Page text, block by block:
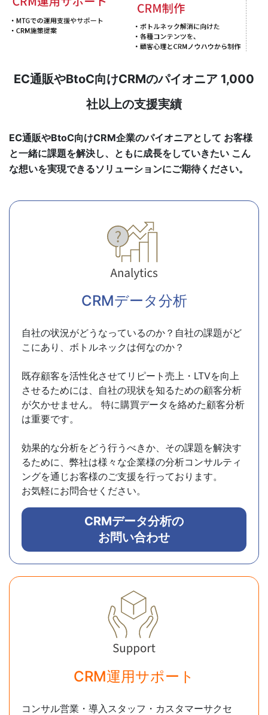
EC通販やBtoC向けCRMのパイオニア 1,000
社以上の支援実績
EC通販やBtoC向けCRM企業のパイオニアとして お客様
と一緒に課題を解決し、ともに成長をしていきたい こん
な想いを実現できるソリューションにご期待ください。
CRMデータ分析
自社の状況がどうなっているのか？自社の課題がど
こにあり、ボトルネックは何なのか？
既存顧客を活性化させてリピート売上・LTVを向上
させるためには、自社の現状を知るための顧客分析
が欠かせません。 特に購買データを絡めた顧客分析
は重要です。
効果的な分析をどう行うべきか、その課題を解決す
るために、弊社は様々な企業様の分析コンサルティ
ングを通じお客様のご支援を行っております。
お気軽にお問合せください。
CRMデータ分析の
お問い合わせ
CRM運用サポート
コンサル営業・導入スタッフ・カスタマーサクセ